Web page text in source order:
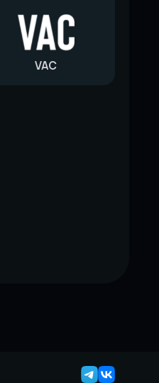
VAC